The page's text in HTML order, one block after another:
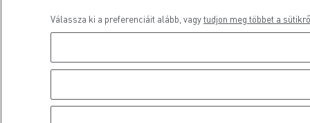
Válassza ki a preferenciáit alább, vagytudjon meg többet a